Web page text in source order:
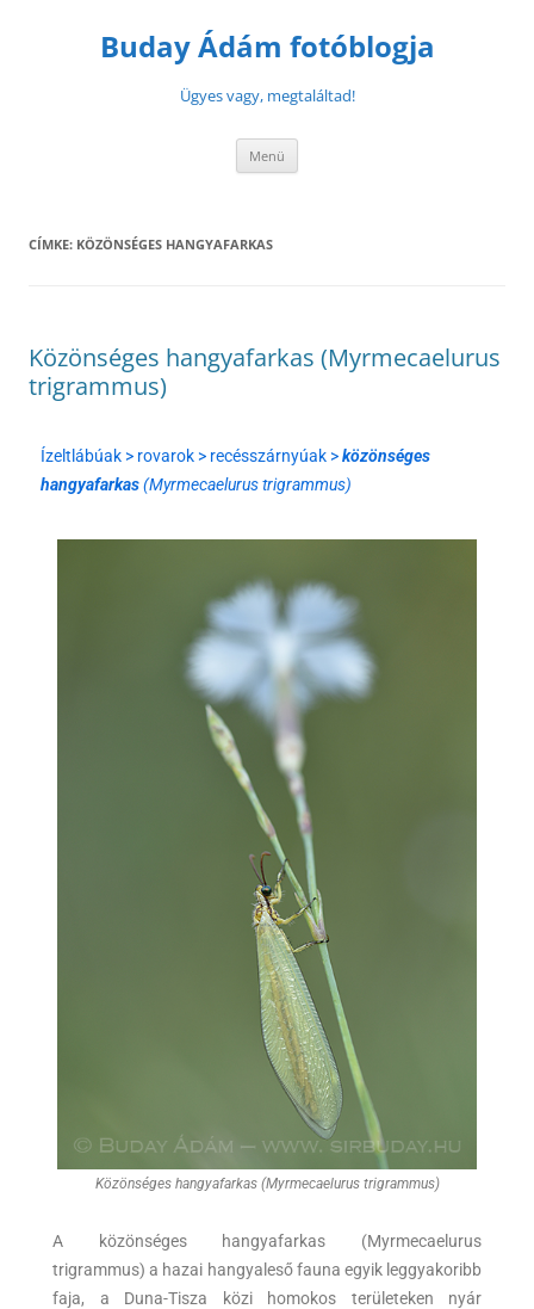
Buday Ádám fotóblogja
Ügyes vagy, megtaláltad!
Menü
CÍMKE: KÖZÖNSÉGES HANGYAFARKAS
Közönséges hangyafarkas (Myrmecaelurus
trigrammus)
Ízeltlábúak > rovarok > recésszárnyúak >közönséges
hangyafarkas(Myrmecaelurus trigrammus)
Közönséges hangyafarkas (Myrmecaelurus trigrammus)
A közönséges hangyafarkas (Myrmecaelurus
trigrammus) a hazai hangyaleső fauna egyik leggyakoribb
faja, a Duna-Tisza közi homokos területeken nyár